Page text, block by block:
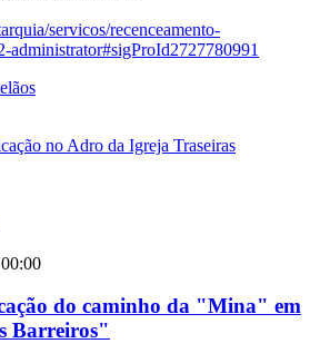
servicos/recenceamento-
administrator#sigProId2727780991
no Adro da Igreja Traseiras
do caminho da "Mina" em
Barreiros"